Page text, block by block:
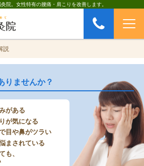
院。女性特有の腰痛・肩こりを改善します。
説
りませんか？
がある
が気になる
目や鼻がツラい
まされている
も、